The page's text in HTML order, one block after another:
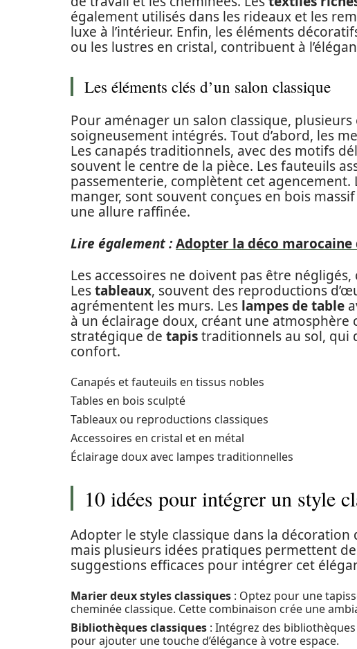
également utilisés dans les rideaux et les
luxe à l’intérieur. Enfin, les éléments
ou les lustres en cristal, contribuent à
Les éléments clés d’un salon classique
Pour aménager un salon classique,
soigneusement intégrés. Tout d’abord, les
Les canapés traditionnels, avec des motifs
souvent le centre de la pièce. Les fauteuils
passementerie, complètent cet agencement.
manger, sont souvent conçues en bois
une allure raffinée.
Lire également :Adopter la déco marocaine
Les accessoires ne doivent pas être
Lestableaux, souvent des reproductions
agrémentent les murs. Les lampes de table
à un éclairage doux, créant une atmosphère
stratégique de tapistraditionnels au sol, qui
confort.
Canapés et fauteuils en tissus nobles
Tables en bois sculpté
Tableaux ou reproductions classiques
Accessoires en cristal et en métal
Éclairage doux avec lampes traditionnelles
10 idées pour intégrer un style
Adopter le style classique dans la
mais plusieurs idées pratiques permettent
suggestions efficaces pour intégrer cet
Marier deux styles classiques : Optez pour une
cheminée classique. Cette combinaison crée une
Bibliothèques classiques : Intégrez des
pour ajouter une touche d’élégance à votre espace.